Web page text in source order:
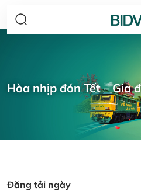
Hòa nhịp đón Tết – Gia
Đăng tải ngày